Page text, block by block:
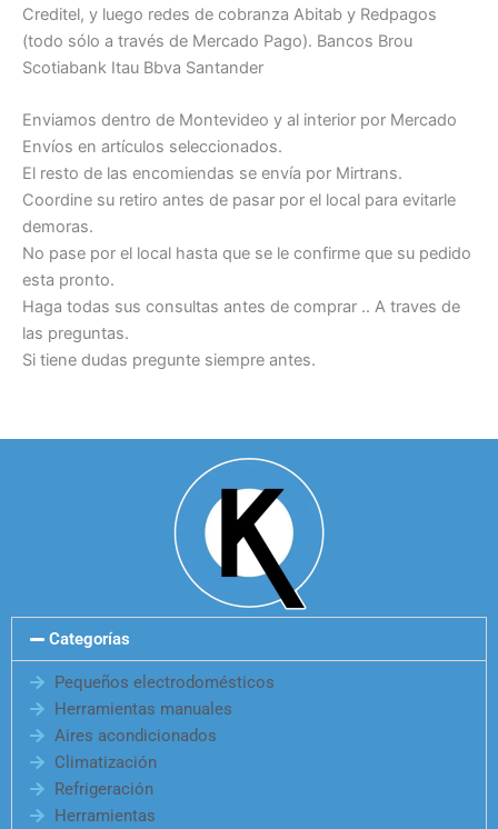
Creditel, y luego redes de cobranza Abitab y Redpagos
(todo sólo a través de Mercado Pago). Bancos Brou
Scotiabank Itau Bbva Santander
Enviamos dentro de Montevideo y al interior por Mercado
Envíos en artículos seleccionados.
El resto de las encomiendas se envía por Mirtrans.
Coordine su retiro antes de pasar por el local para evitarle
demoras.
No pase por el local hasta que se le confirme que su pedido
esta pronto.
Haga todas sus consultas antes de comprar .. A traves de
las preguntas.
Si tiene dudas pregunte siempre antes.
Categorías
Pequeños electrodomésticos
Herramientas manuales
Aires acondicionados
Climatización
Refrigeración
Herramientas